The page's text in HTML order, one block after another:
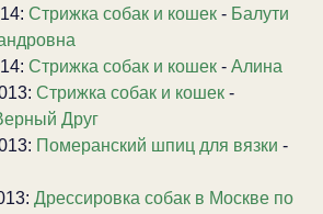
Стрижка собак и кошек - Балути
Стрижка собак и кошек - Алина
Стрижка собак и кошек -
Друг
Померанский шпиц для вязки -
Дрессировка собак в Москве по